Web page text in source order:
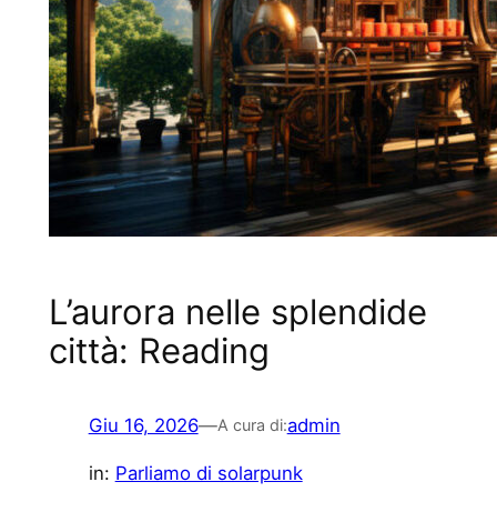
L’aurora nelle splendide
città: Reading
Giu 16, 2026—A cura di:admin
in: Parliamo di solarpunk